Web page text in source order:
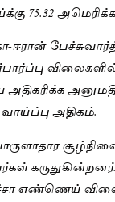
75.32
ஈரான்
அதிகம்.
எண்ணெய்